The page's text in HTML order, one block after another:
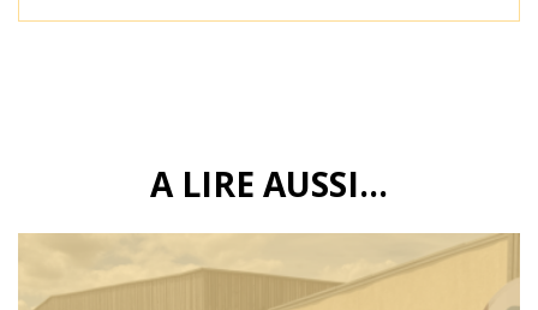
A LIRE AUSSI...